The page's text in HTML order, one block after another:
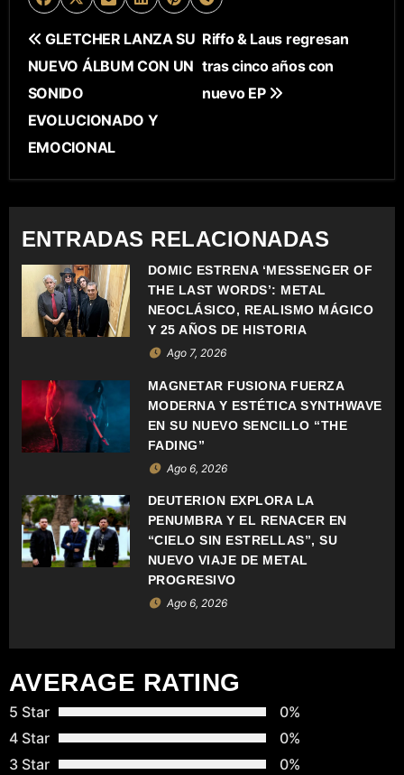
N
A
V
E
G
A
C
I
Ó
N
D
E
E
N
T
D
A
S
GLETCHER LANZA SU
NUEVO ÁLBUM CON UN
SONIDO
EVOLUCIONADO Y
EMOCIONAL
Riffo & Laus regresan
tras cinco años con
nuevo EP
ENTRADAS RELACIONADAS
DOMIC ESTRENA ‘MESSENGER OF
THE LAST WORDS’: METAL
NEOCLÁSICO, REALISMO MÁGICO
Y 25 AÑOS DE HISTORIA
Ago 7, 2026
MAGNETAR FUSIONA FUERZA
MODERNA Y ESTÉTICA SYNTHWAVE
EN SU NUEVO SENCILLO “THE
FADING”
Ago 6, 2026
DEUTERION EXPLORA LA
PENUMBRA Y EL RENACER EN
“CIELO SIN ESTRELLAS”, SU
NUEVO VIAJE DE METAL
PROGRESIVO
Ago 6, 2026
AVERAGE RATING
5 Star
0%
4 Star
0%
3 Star
0%